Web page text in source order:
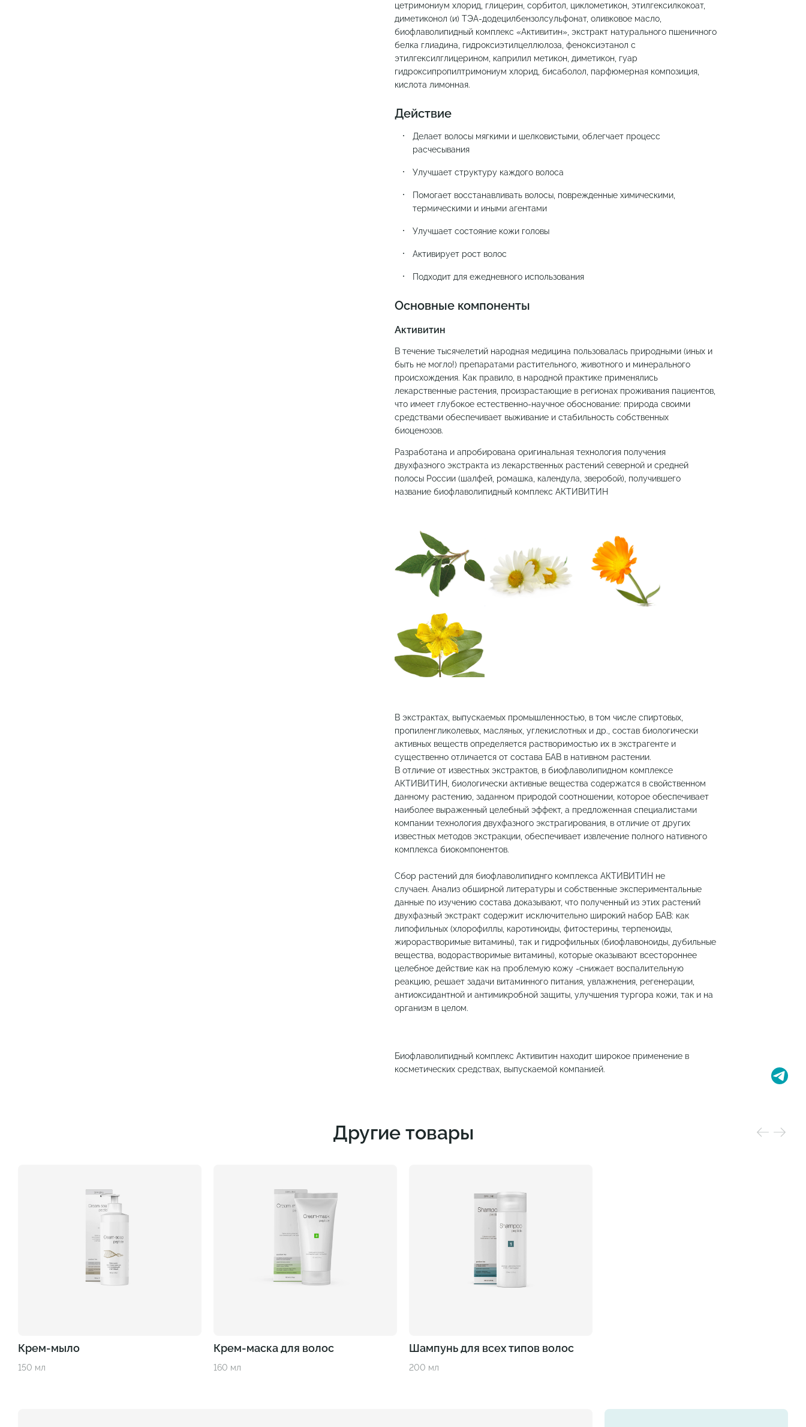
цетримониум хлорид, глицерин, сорбитол, циклометикон, этилгексилкокоат,
диметиконол (и) ТЭА-додецилбензолсульфонат, оливковое масло,
биофлаволипидный комплекс «Активитин», экстракт натурального пшеничного
белка глиадина, гидроксиэтилцеллюлоза, феноксиэтанол с
этилгексилглицерином, каприлил метикон, диметикон, гуар
гидроксипропилтримониум хлорид, бисаболол, парфюмерная композиция,
кислота лимонная.
Действие
Делает волосы мягкими и шелковистыми, облегчает процесс
расчесывания
Улучшает структуру каждого волоса
Помогает восстанавливать волосы, поврежденные химическими,
термическими и иными агентами
Улучшает состояние кожи головы
Активирует рост волос
Подходит для ежедневного использования
Основные компоненты
Активитин
В течение тысячелетий народная медицина пользовалась природными (иных и
быть не могло!) препаратами растительного, животного и минерального
происхождения. Как правило, в народной практике применялись
лекарственные растения, произрастающие в регионах проживания пациентов,
что имеет глубокое естественно-научное обоснование: природа своими
средствами обеспечивает выживание и стабильность собственных
биоценозов.
Разработана и апробирована оригинальная технология получения
двухфазного экстракта из лекарственных растений северной и средней
полосы России (шалфей, ромашка, календула, зверобой), получившего
название биофлаволипидный комплекс АКТИВИТИН
В экстрактах, выпускаемых промышленностью, в том числе спиртовых,
пропиленгликолевых, масляных, углекислотных и др., состав биологически
активных веществ определяется растворимостью их в экстрагенте и
существенно отличается от состава БАВ в нативном растении.
В отличие от известных экстрактов, в биофлаволипидном комплексе
АКТИВИТИН, биологически активные вещества содержатся в свойственном
данному растению, заданном природой соотношении, которое обеспечивает
наиболее выраженный целебный эффект, а предложенная специалистами
компании технология двухфазного экстрагирования, в отличие от других
известных методов экстракции, обеспечивает извлечение полного нативного
комплекса биокомпонентов.
Сбор растений для биофлаволипиднго комплекса АКТИВИТИН не
случаен. Анализ обширной литературы и собственные экспериментальные
данные по изучению состава доказывают, что полученный из этих растений
двухфазный экстракт содержит исключительно широкий набор БАВ: как
липофильных (хлорофиллы, каротиноиды, фитостерины, терпеноиды,
жирорастворимые витамины), так и гидрофильных (биофлавоноиды, дубильные
вещества, водорастворимые витамины), которые оказывают всестороннее
целебное действие как на проблемую кожу -снижает воспалительную
реакцию, решает задачи витаминного питания, увлажнения, регенерации,
антиоксидантной и антимикробной защиты, улучшения тургора кожи, так и на
организм в целом.
Биофлаволипидный комплекс Активитин находит широкое применение в
косметических средствах, выпускаемой компанией.
Другие товары
Крем-мыло
150 мл
Крем-маска для волос
160 мл
Шампунь для всех типов волос
200 мл